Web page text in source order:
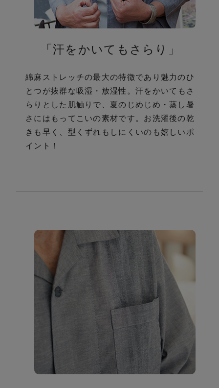
び
さ
「汗をかいてもさらり」
綿麻ストレッチの最大の特徴であり魅力のひ
とつが抜群な吸湿・放湿性。 汗をかいてもさ
らりとした肌触りで、夏のじめじめ・蒸し暑
さにはもってこいの素材です。お洗濯後の乾
きも早く、型くずれもしにくいのも嬉しいポ
イント！